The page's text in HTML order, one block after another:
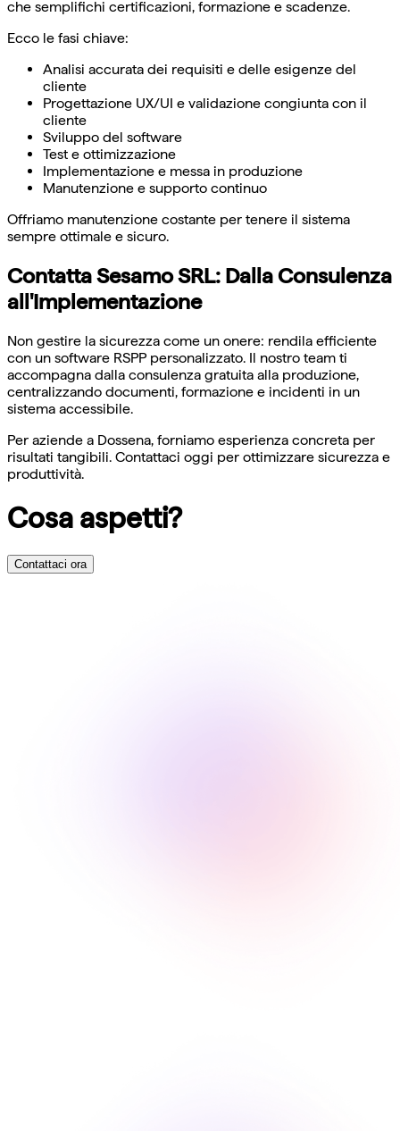
che semplifichi certificazioni, formazione e scadenze.
Ecco le fasi chiave:
Analisi accurata dei requisiti e delle esigenze del
cliente
Progettazione UX/UI e validazione congiunta con il
cliente
Sviluppo del software
Test e ottimizzazione
Implementazione e messa in produzione
Manutenzione e supporto continuo
Offriamo manutenzione costante per tenere il sistema
sempre ottimale e sicuro.
Contatta Sesamo SRL: Dalla Consulenza
all'Implementazione
Non gestire la sicurezza come un onere: rendila efficiente
con un software RSPP personalizzato. Il nostro team ti
accompagna dalla consulenza gratuita alla produzione,
centralizzando documenti, formazione e incidenti in un
sistema accessibile.
Per aziende a Dossena, forniamo esperienza concreta per
risultati tangibili. Contattaci oggi per ottimizzare sicurezza e
produttività.
Cosa aspetti?
Contattaci ora